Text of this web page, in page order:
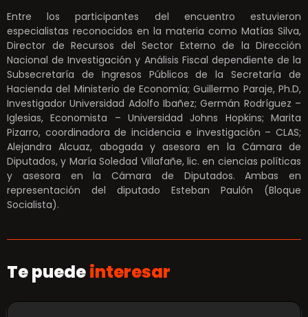
Entre los participantes del encuentro estuvieron
especialistas reconocidos en la materia como Matías Silva,
Director de Recursos del Sector Externo de la Dirección
Nacional de Investigación y Análisis Fiscal dependiente de la
Subsecretaría de Ingresos Públicos de la Secretaría de
Hacienda del Ministerio de Economía; Guillermo Paraje, Ph.D,
Investigador Universidad Adolfo Ibañez; Germán Rodríguez –
Iglesias, Economista – Universidad Johns Hopkins; Marita
Pizarro, coordinadora de incidencia e investigación – CLAS;
Alejandra Alcuaz, abogada y asesora en la Cámara de
Diputados, y María Soledad Villafañe, lic. en ciencias políticas
y asesora en la Cámara de Diputados. Ambas en
representación del diputado Esteban Paulón (Bloque
Socialista).
Te puedeinteresar